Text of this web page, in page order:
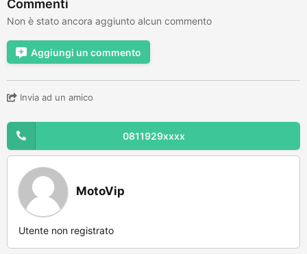
Commenti
Non è stato ancora aggiunto alcun commento
Aggiungi un commento
Invia ad un amico
0811929xxxx
MotoVip
Utente non registrato